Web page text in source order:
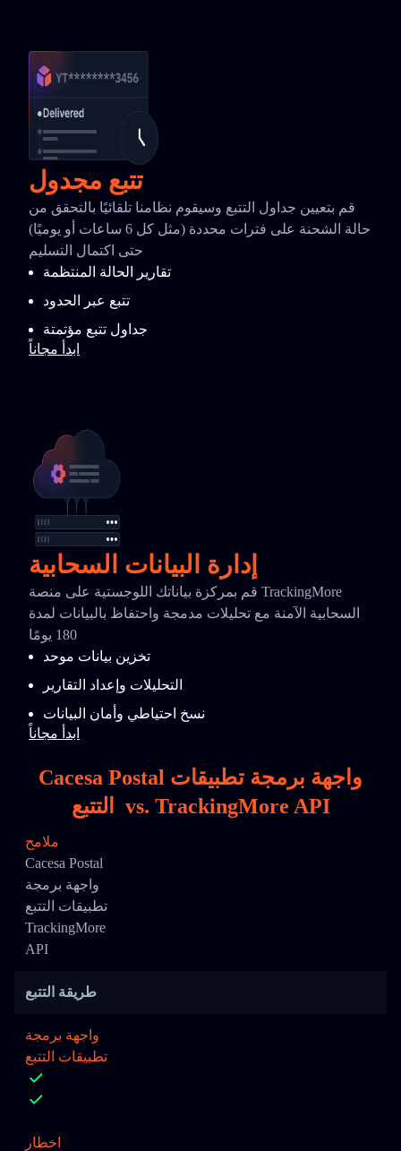
تتبع مجدول
قم بتعيين جداول التتبع وسيقوم نظامنا تلقائيًا بالتحقق من
حالة الشحنة على فترات محددة (مثل كل 6 ساعات أو يوميًا)
حتى اكتمال التسليم
تقارير الحالة المنتظمة
تتبع عبر الحدود
جداول تتبع مؤتمتة
ابدأ مجاناً
إدارة البيانات السحابية
قم بمركزة بياناتك اللوجستية على منصة TrackingMore
السحابية الآمنة مع تحليلات مدمجة واحتفاظ بالبيانات لمدة
180 يومًا
تخزين بيانات موحد
التحليلات وإعداد التقارير
نسخ احتياطي وأمان البيانات
ابدأ مجاناً
Cacesa Postal واجهة برمجة تطبيقات
التتبع
vs. TrackingMore API
ملامح
Cacesa Postal
واجهة برمجة
تطبيقات التتبع
TrackingMore
API
طريقة التتبع
واجهة برمجة
تطبيقات التتبع
اخطار